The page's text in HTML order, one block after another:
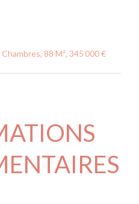
88 M², 345 000 €